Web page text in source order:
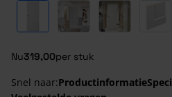
View larger imageView larger image
View larger
Nu319,00per stuk
Snel naar:Productinformatie